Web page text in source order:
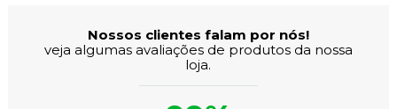
Nossos clientes falam por nós!
veja algumas avaliações de produtos da nossa
loja.